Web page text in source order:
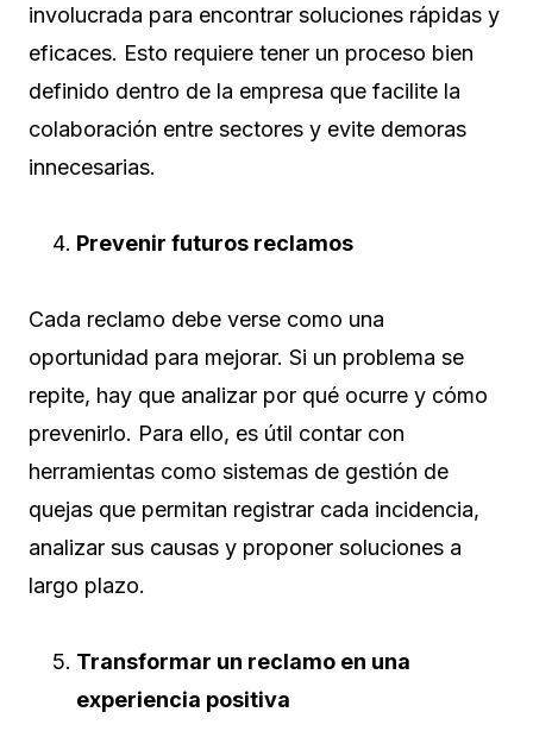
involucrada para encontrar soluciones rápidas y
eficaces. Esto requiere tener un proceso bien
definido dentro de la empresa que facilite la
colaboración entre sectores y evite demoras
innecesarias.
Prevenir futuros reclamos
Cada reclamo debe verse como una
oportunidad para mejorar. Si un problema se
repite, hay que analizar por qué ocurre y cómo
prevenirlo. Para ello, es útil contar con
herramientas como sistemas de gestión de
quejas que permitan registrar cada incidencia,
analizar sus causas y proponer soluciones a
largo plazo.
Transformar un reclamo en una
experiencia positiva